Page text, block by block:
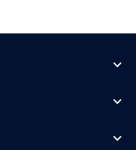
expand_more
expand_more
expand_more